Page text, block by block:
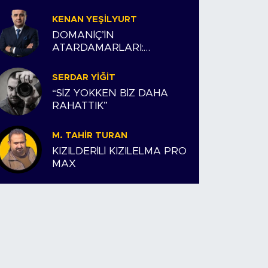
KENAN YEŞILYURT
DOMANİÇ’İN
ATARDAMARLARI:
HİKAYEMİZ
SERDAR YIĞIT
“SİZ YOKKEN BİZ DAHA
RAHATTIK”
M. TAHIR TURAN
KIZILDERİLİ KIZILELMA PRO
MAX